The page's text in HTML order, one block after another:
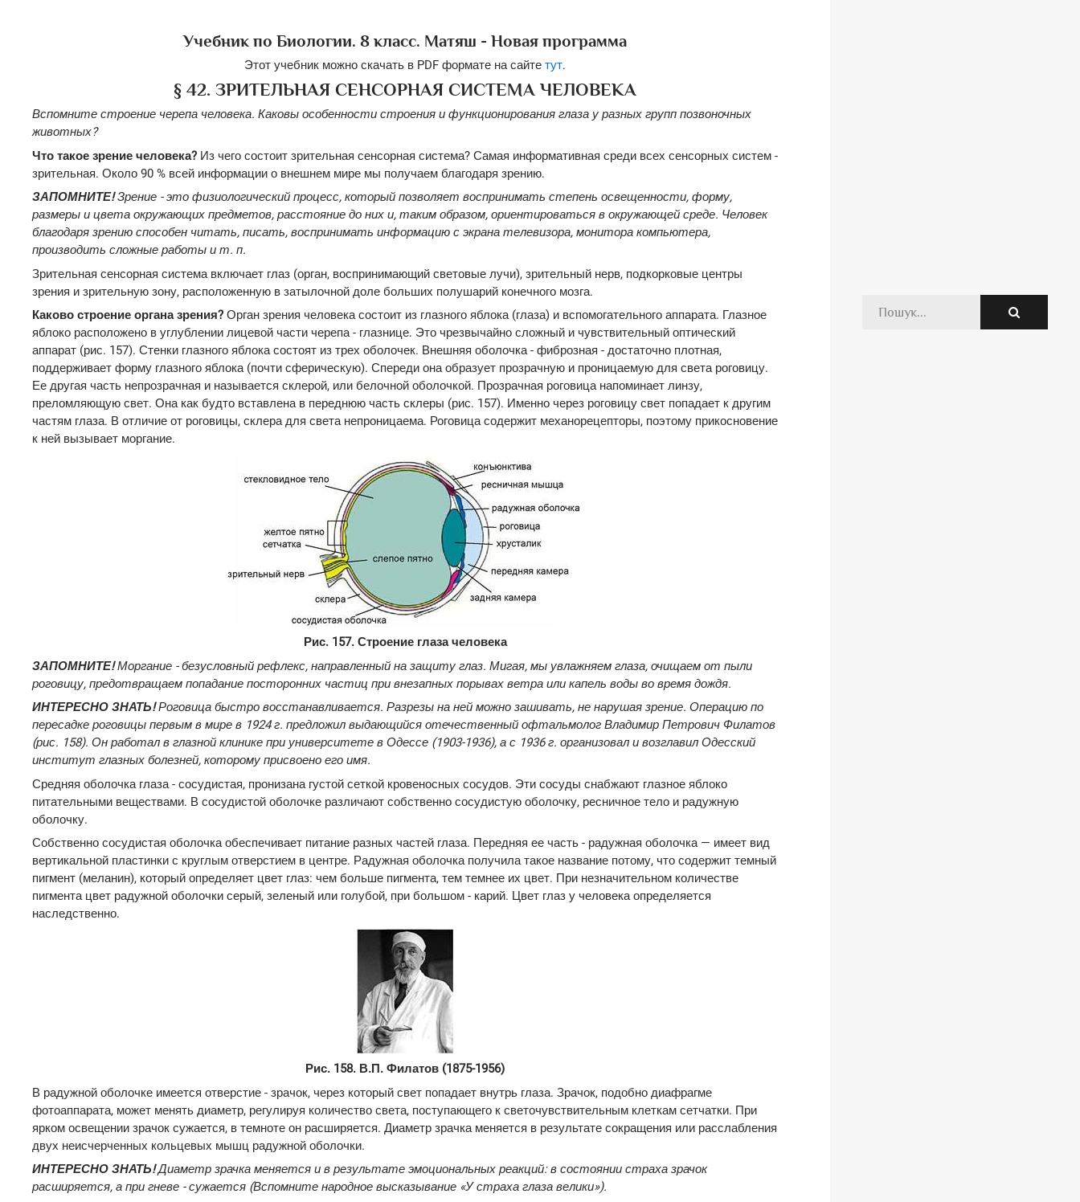
Учебник по Биологии. 8 класс. Матяш - Новая программа
Этот учебник можно скачать в PDF формате на сайте тут.
§ 42. ЗРИТЕЛЬНАЯ СЕНСОРНАЯ СИСТЕМА ЧЕЛОВЕКА
Вспомните строение черепа человека. Каковы особенности строения и функционирования глаза у разных групп позвоночных
животных?
Что такое зрение человека? Из чего состоит зрительная сенсорная система? Самая информативная среди всех сенсорных систем -
зрительная. Около 90 % всей информации о внешнем мире мы получаем благодаря зрению.
ЗАПОМНИТЕ!Зрение - это физиологический процесс, который позволяет воспринимать степень освещенности, форму,
размеры и цвета окружающих предметов, расстояние до них и, таким образом, ориентироваться в окружающей среде. Человек
благодаря зрению способен читать, писать, воспринимать информацию с экрана телевизора, монитора компьютера,
производить сложные работы и т. п.
Зрительная сенсорная система включает глаз (орган, воспринимающий световые лучи), зрительный нерв, подкорковые центры
зрения и зрительную зону, расположенную в затылочной доле больших полушарий конечного мозга.
Каково строение органа зрения? Орган зрения человека состоит из глазного яблока (глаза) и вспомогательного аппарата. Глазное
яблоко расположено в углублении лицевой части черепа - глазнице. Это чрезвычайно сложный и чувствительный оптический
аппарат (рис. 157). Стенки глазного яблока состоят из трех оболочек. Внешняя оболочка - фиброзная - достаточно плотная,
поддерживает форму глазного яблока (почти сферическую). Спереди она образует прозрачную и проницаемую для света роговицу.
Ее другая часть непрозрачная и называется склерой, или белочной оболочкой. Прозрачная роговица напоминает линзу,
преломляющую свет. Она как будто вставлена в переднюю часть склеры (рис. 157). Именно через роговицу свет попадает к другим
частям глаза. В отличие от роговицы, склера для света непроницаема. Роговица содержит механорецепторы, поэтому прикосновение
к ней вызывает моргание.
Рис. 157. Строение глаза человека
ЗАПОМНИТЕ!Моргание - безусловный рефлекс, направленный на защиту глаз. Мигая, мы увлажняем глаза, очищаем от пыли
роговицу, предотвращаем попадание посторонних частиц при внезапных порывах ветра или капель воды во время дождя.
ИНТЕРЕСНО ЗНАТЬ!Роговица быстро восстанавливается. Разрезы на ней можно зашивать, не нарушая зрение. Операцию по
пересадке роговицы первым в мире в 1924 г. предложил выдающийся отечественный офтальмолог Владимир Петрович Филатов
(рис. 158). Он работал в глазной клинике при университете в Одессе (1903-1936), а с 1936 г. организовал и возглавил Одесский
институт глазных болезней, которому присвоено его имя.
Средняя оболочка глаза - сосудистая, пронизана густой сеткой кровеносных сосудов. Эти сосуды снабжают глазное яблоко
питательными веществами. В сосудистой оболочке различают собственно сосудистую оболочку, ресничное тело и радужную
оболочку.
Собственно сосудистая оболочка обеспечивает питание разных частей глаза. Передняя ее часть - радужная оболочка — имеет вид
вертикальной пластинки с круглым отверстием в центре. Радужная оболочка получила такое название потому, что содержит темный
пигмент (меланин), который определяет цвет глаз: чем больше пигмента, тем темнее их цвет. При незначительном количестве
пигмента цвет радужной оболочки серый, зеленый или голубой, при большом - карий. Цвет глаз у человека определяется
наследственно.
Рис. 158. В.П. Филатов (1875-1956)
В радужной оболочке имеется отверстие - зрачок, через который свет попадает внутрь глаза. Зрачок, подобно диафрагме
фотоаппарата, может менять диаметр, регулируя количество света, поступающего к светочувствительным клеткам сетчатки. При
ярком освещении зрачок сужается, в темноте он расширяется. Диаметр зрачка меняется в результате сокращения или расслабления
двух неисчерченных кольцевых мышц радужной оболочки.
ИНТЕРЕСНО ЗНАТЬ!Диаметр зрачка меняется и в результате эмоциональных реакций: в состоянии страха зрачок
расширяется, а при гневе - сужается (Вспомните народное высказывание «У страха глаза велики»).